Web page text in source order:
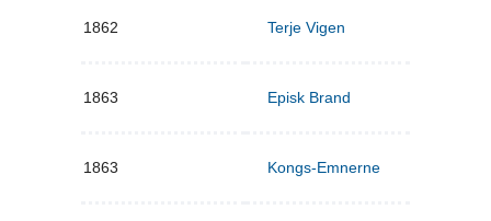
1862 Terje Vigen
1863 Episk Brand
1863 Kongs-Emnerne